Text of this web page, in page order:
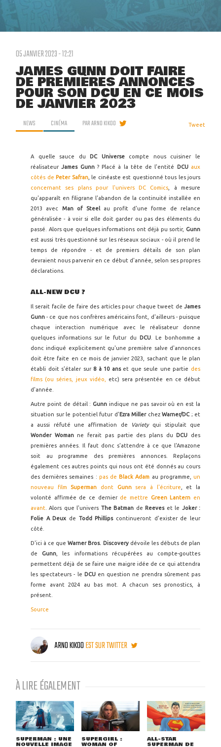
05 JANVIER 2023 - 12:21
JAMES GUNN DOIT FAIRE
DE PREMIÈRES ANNONCES
POUR SON DCU EN CE MOIS
DE JANVIER 2023
NEWS CINÉMA PARARNO KIKOO Tweet
A quelle sauce du DC Universe compte nous cuisiner le
réalisateurJames Gunn ? Placé à la tête de l'entité DCU aux
côtés de Peter Safran, le cinéaste est questionné tous les jours
concernant ses plans pour l'univers DC Comics , à mesure
qu'apparaît en filigrane l'abandon de la continuité installée en
2013 avec Man of Steel au profit d'une forme de relance
généralisée - à voir si elle doit garder ou pas des éléments du
passé. Alors que quelques informations ont déjà pu sortir, Gunn
est aussi très questionné sur les réseaux sociaux - où il prend le
temps de répondre - et de premiers détails de son plan
devraient nous parvenir en ce début d'année, selon ses propres
déclarations.
ALL-NEW DCU ?
Il serait facile de faire des articles pour chaque tweet de James
Gunn- ce que nos confrères américains font, d'ailleurs - puisque
chaque interaction numérique avec le réalisateur donne
quelques informations sur le futur du
DCU. Le bonhomme a
donc indiqué explicitement qu'une première salve d'annonces
doit être faite en ce mois de janvier 2023, sachant que le plan
établi doit s'étaler sur 8 à 10 ans et que seule une partie des
films (ou séries, jeux vidéo,
etc) sera présentée en ce début
d'année.
Autre point de détail : Gunnindique ne pas savoir où en est la
situation sur le potentiel futur d' Ezra Millerchez Warner/DC ; et
a aussi réfuté une affirmation de
Variety qui stipulait que
Wonder Womanne ferait pas partie des plans du DCU des
premières années. Il faut donc s'attendre à ce que l'Amazone
soit au programme des premières annonces. Replaçons
également ces autres points qui nous ont été donnés au cours
des dernières semaines : pas de Black Adam au programme,un
nouveau film Superman dont Gunn sera à l'écriture , et la
volonté affirmée de ce dernier de mettre Green Lantern en
avant . Alors que l'univers The Batman de Reeves et le Joker :
Folie A Deux de Todd Phillips continueront d'exister de leur
côté.
D'ici à ce queWarner Bros. Discovery dévoile les débuts de plan
de Gunn , les informations récupérées au compte-gouttes
permettent déjà de se faire une maigre idée de ce qui attendra
les spectateurs - le DCU en question ne prendra sûrement pas
forme avant 2024 au bas mot. A chacun ses pronostics, à
présent.
Source
ARNO KIKOOEST SUR TWITTER
À LIRE ÉGALEMENT
SUPERMAN : UNE
NOUVELLE IMAGE
SUPERGIRL :
WOMAN OF
ALL-STAR
SUPERMAN DE